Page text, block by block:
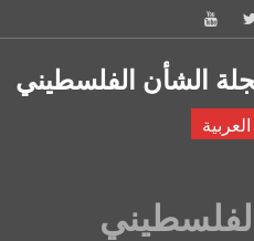
الشأن الفلسطيني
العربية